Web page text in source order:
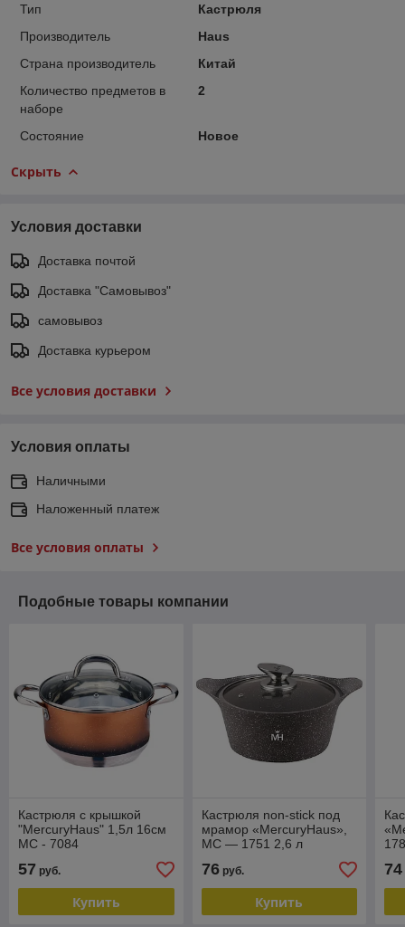
Тип
Кастрюля
Производитель
Haus
Страна производитель
Китай
Количество предметов в
наборе
2
Состояние Новое
Скрыть
Условия доставки
Доставка почтой
Доставка "Самовывоз"
самовывоз
Доставка курьером
Все условия доставки
Условия оплаты
Наличными
Наложенный платеж
Все условия оплаты
Подобные товары компании
Кастрюля с крышкой
"MercuryHaus" 1,5л 16см
MC - 7084
57 руб.
Купить
Кастрюля non-stick под
мрамор «MercuryHaus»,
MC — 1751 2,6 л
76руб.
Купить
74